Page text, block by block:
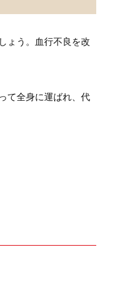
ょう。血行不良を改
て全身に運ばれ、代